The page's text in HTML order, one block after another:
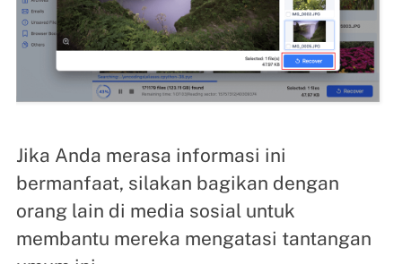
Jika Anda merasa informasi ini
bermanfaat, silakan bagikan dengan
orang lain di media sosial untuk
membantu mereka mengatasi tantangan